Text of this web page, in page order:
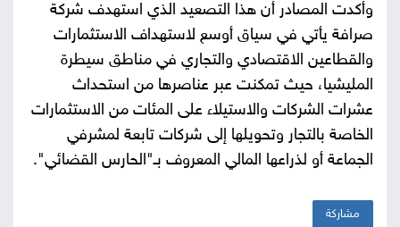
وأكدت المصادر أن هذا التصعيد الذي استهدف شركة
صرافة يأتي في سياق أوسع لاستهداف الاستثمارات
والقطاعين الاقتصادي والتجاري في مناطق سيطرة
المليشيا، حيث تمكنت عبر عناصرها من استحداث
عشرات الشركات والاستيلاء على المئات من الاستثمارات
الخاصة بالتجار وتحويلها إلى شركات تابعة لمشرفي
الجماعة أو لذراعها المالي المعروف بـ"الحارس القضائي".
مشاركة